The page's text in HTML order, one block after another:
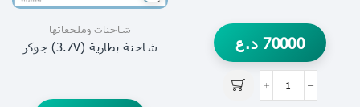
70000 د.ع
شاحنات وملحقاتها
شاحنة بطارية (3.7V) جوكر